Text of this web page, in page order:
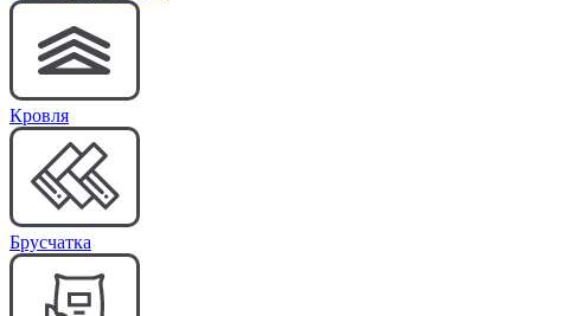
Кровля
Брусчатка